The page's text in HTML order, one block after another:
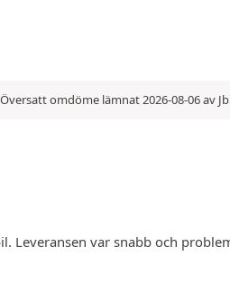
Översatt omdöme lämnat 2026-08-06 av
Leveransen var snabb och